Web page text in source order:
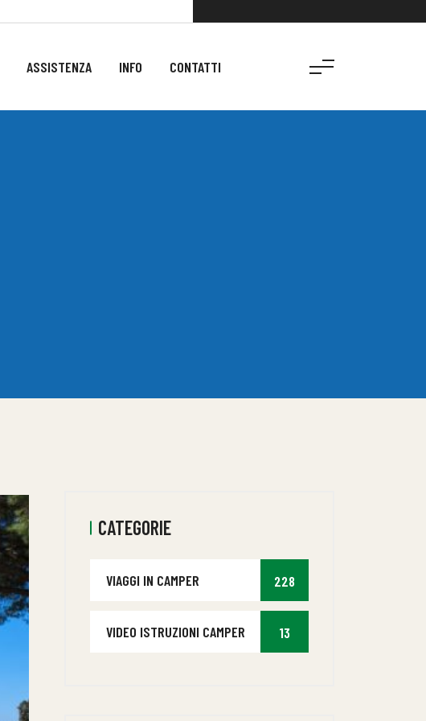
ASSISTENZA INFO CONTATTI
CATEGORIE
VIAGGI IN CAMPER 228
VIDEO ISTRUZIONI CAMPER 13